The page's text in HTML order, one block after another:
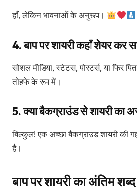
हाँ, लेकिन भावनाओं के अनुरूप।
4. बाप पर शायरी कहाँ शेयर कर
सोशल मीडिया, स्टेटस, पोस्टर्स, या फिर
तोहफे के रूप में।
5. क्या बैकग्राउंड से शायरी का
बिल्कुल! एक अच्छा बैकग्राउंड शायरी की
है।
बाप पर शायरी का अंतिम शब्द